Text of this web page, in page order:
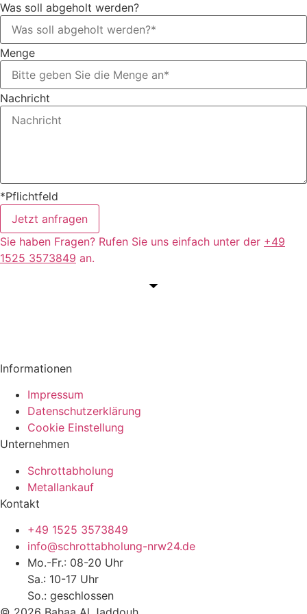
Was soll abgeholt werden?
Menge
Nachricht
*Pflichtfeld
Jetzt anfragen
Sie haben Fragen? Rufen Sie uns einfach unter der +49
1525 3573849 an.
Informationen
Impressum
Datenschutzerklärung
Cookie Einstellung
Unternehmen
Schrottabholung
Metallankauf
Kontakt
+49 1525 3573849
info@schrottabholung-nrw24.de
Mo.-Fr.: 08-20 Uhr
Sa.: 10-17 Uhr
So.: geschlossen